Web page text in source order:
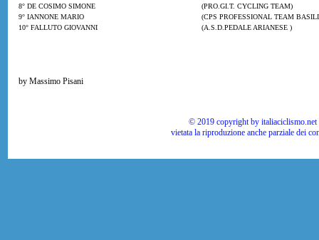
8° DE COSIMO SIMONE
(PRO.GI.T. CYCLING TEAM)
9° IANNONE MARIO
(CPS PROFESSIONAL TEAM
10° FALLUTO GIOVANNI
(A.S.D.PEDALE ARIANESE )
by Massimo Pisani
© 2019 copyright by
vietata la riproduzione anche parziale dei